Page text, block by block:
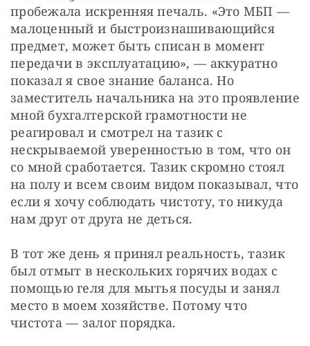
пробежала искренняя печаль. «Это МБП —
малоценный и быстроизнашивающийся
предмет, может быть списан в момент
передачи в эксплуатацию», — аккуратно
показал я свое знание баланса. Но
заместитель начальника на это проявление
мной бухгалтерской грамотности не
реагировал и смотрел на тазик с
нескрываемой уверенностью в том, что он
со мной сработается. Тазик скромно стоял
на полу и всем своим видом показывал, что
если я хочу соблюдать чистоту, то никуда
нам друг от друга не деться.
В тот же день я принял реальность, тазик
был отмыт в нескольких горячих водах с
помощью геля для мытья посуды и занял
место в моем хозяйстве. Потому что
чистота — залог порядка.